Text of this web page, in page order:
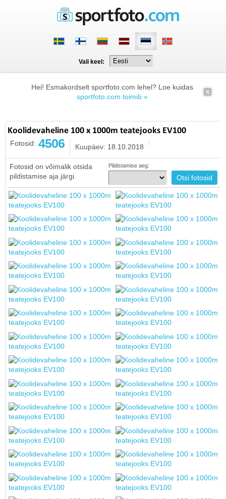
Vali keel:
Hei! Esmakordselt sportfoto.com lehel? Loe kuidas
sportfoto.com toimib »
Koolidevaheline 100 x 1000m teatejooks EV100
Fotosid: 4506 Kuupäev: 18.10.2018
Fotosid on võimalik otsida
pildistamise aja järgi.
Pildistamise aeg: